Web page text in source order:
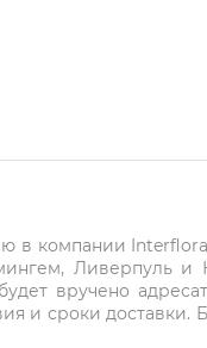
в компании
Ливерпуль
вручено
и сроки доставки.